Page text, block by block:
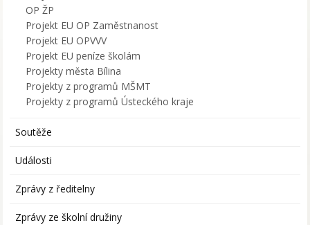
OP ŽP
Projekt EU OP Zaměstnanost
Projekt EU OPVVV
Projekt EU peníze školám
Projekty města Bílina
Projekty z programů MŠMT
Projekty z programů Ústeckého kraje
Soutěže
Události
Zprávy z ředitelny
Zprávy ze školní družiny